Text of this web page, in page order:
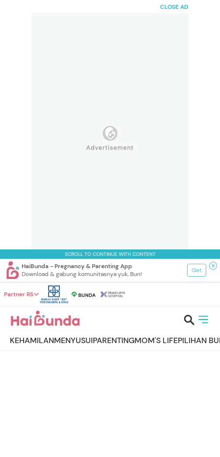
CLOSE AD
SCROLL TO CONTINUE WITH CONTENT
HaiBunda - Pregnancy & Parenting App
Download & gabung komunitasnya yuk, Bun!
Get
Partner RS
KEHAMILANMENYUSUIPARENTINGMOM'S LIFEPILIHAN